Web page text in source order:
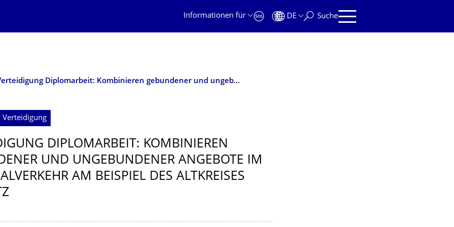
Informationen für
DE Suche
Verteidigung Diplomarbeit: Kombinieren gebundener und ungebundener Angebote im Regionalverkehr
Verteidigung
DIPLOMARBEIT: KOMBINIEREN
UND UNGEBUNDENER ANGEBOTE IM
AM BEISPIEL DES ALTKREISES